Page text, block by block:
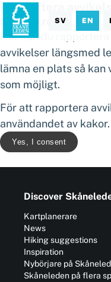
SV EN
Rapportera
Landskrona
Här kan du
avvikelser längsmed
lämna en plats så kan
som möjligt.
För att rapportera
användandet av kakor.
Yes, I consent
Discover
Kartplanerare
News
Hiking suggestions
Inspiration
Nybörjare på
Skåneleden på flera